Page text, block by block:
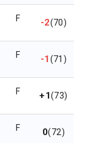
F -2(70)
F -1(71)
F +1(73)
F 0(72)